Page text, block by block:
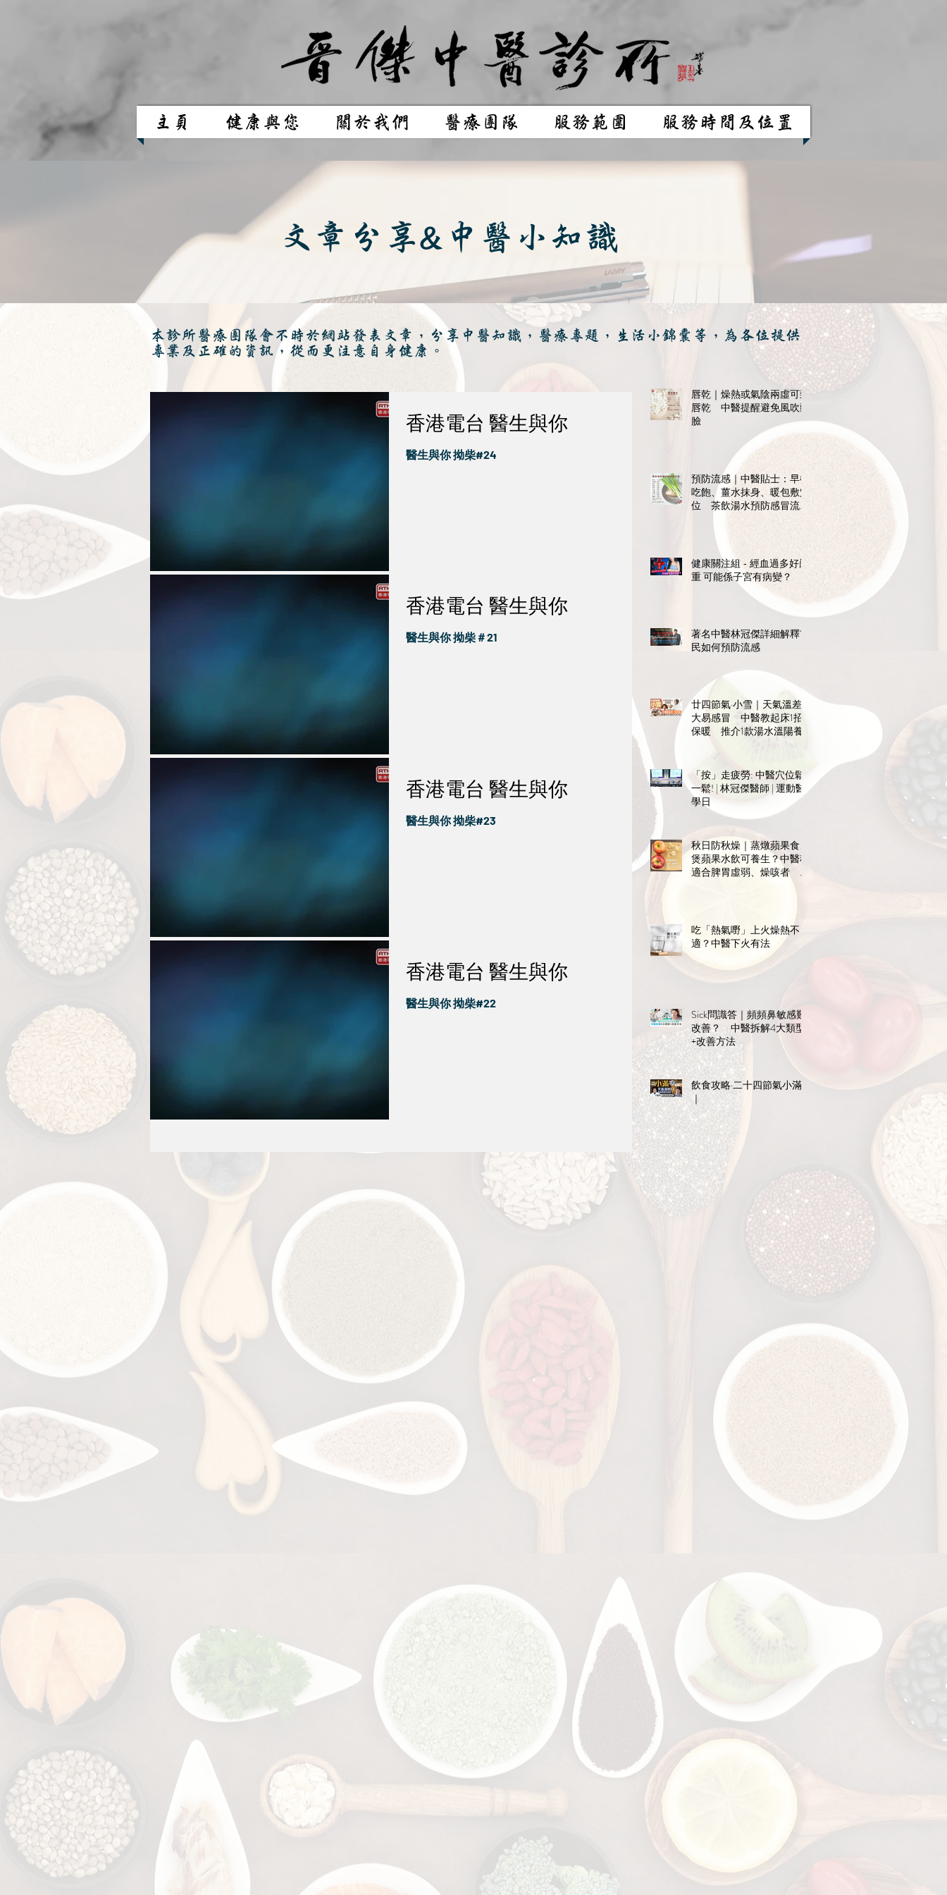
主頁 健康與您 關於我們 醫療團隊 服務範圍 服務時間及位置
文章分享&中醫小知識
本診所醫療團隊會不時於網站發表文章，分享中醫知識，醫療專題，生活小錦囊等，為各位提供
專業及正確的資訊，從而更注意自身健康。
唇乾｜燥熱或氣陰兩虛可致
唇乾 中醫提醒避免風吹頭
臉
預防流感｜中醫貼士：早餐
吃飽、薑水抹身、暖包敷穴
位 茶飲湯水預防感冒流感
健康關注組 - 經血過多好嚴
重 可能係子宮有病變？
著名中醫林冠傑詳細解釋市
民如何預防流感
廿四節氣·小雪｜天氣溫差
大易感冒 中醫教起床1招
保暖 推介1款湯水溫陽養
「按」走疲勞: 中醫穴位鬆
一鬆! | 林冠傑醫師 | 運動醫
學日
秋日防秋燥｜蒸燉蘋果食、
煲蘋果水飲可養生？中醫稱
適合脾胃虛弱、燥咳者 宜
吃「熱氣嘢」上火燥熱不
適？中醫下火有法
Sick問識答｜頻頻鼻敏感難
改善？ 中醫拆解4大類型
+改善方法
飲食攻略·二十四節氣小滿
｜
香港電台 醫生與你
醫生與你 拗柴#24
香港電台 醫生與你
醫生與你 拗柴＃21
香港電台 醫生與你
醫生與你 拗柴#23
香港電台 醫生與你
醫生與你 拗柴#22